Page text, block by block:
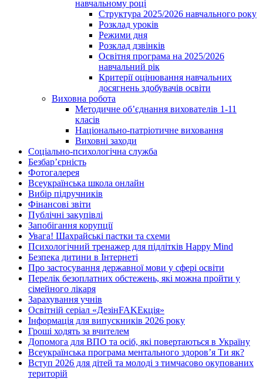
навчальному році
Структура 2025/2026 навчального року
Розклад уроків
Режими дня
Розклад дзвінків
Освітня програма на 2025/2026
навчальний рік
Критерії оцінювання навчальних
досягнень здобувачів освіти
Виховна робота
Методичне об’єднання вихователів 1-11
класів
Національно-патріотичне виховання
Виховні заходи
Соціально-психологічна служба
Безбар’єрність
Фотогалерея
Всеукраїнська школа онлайн
Вибір підручників
Фінансові звіти
Публічні закупівлі
Запобігання корупції
Увага! Шахрайські пастки та схеми
Психологічний тренажер для підлітків Happy Mind
Безпека дитини в Інтернеті
Про застосування державної мови у сфері освіти
Перелік безоплатних обстежень, які можна пройти у
сімейного лікаря
Зарахування учнів
Освітній серіал «ДезінFAKEкція»
Інформація для випускників 2026 року
Гроші ходять за вчителем
Допомога для ВПО та осіб, які повертаються в Україну
Всеукраїнська програма ментального здоров’я Ти як?
Вступ 2026 для дітей та молоді з тимчасово окупованих
територій